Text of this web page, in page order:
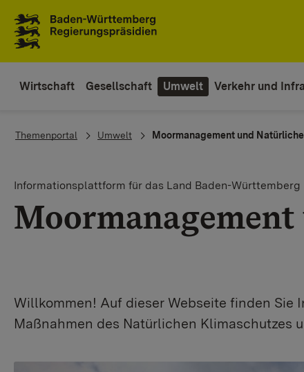
Wirtschaft Gesellschaft Umwelt Verkehr und
You are here:
Themenportal Umwelt Moormanagement und
Informationsplattform für das Land Baden-Württemberg
Willkommen! Auf dieser Webseite finden
Maßnahmen des Natürlichen Klimaschutzes